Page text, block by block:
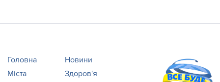
Головна
Новини
Міста
Здоров'я